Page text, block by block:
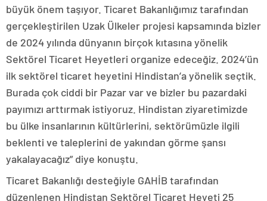
büyük önem taşıyor. Ticaret Bakanlığımız tarafından
gerçekleştirilen Uzak Ülkeler projesi kapsamında bizler
de 2024 yılında dünyanın birçok kıtasına yönelik
Sektörel Ticaret Heyetleri organize edeceğiz. 2024’ün
ilk sektörel ticaret heyetini Hindistan’a yönelik seçtik.
Burada çok ciddi bir Pazar var ve bizler bu pazardaki
payımızı arttırmak istiyoruz. Hindistan ziyaretimizde
bu ülke insanlarının kültürlerini, sektörümüzle ilgili
beklenti ve taleplerini de yakından görme şansı
yakalayacağız” diye konuştu.
Ticaret Bakanlığı desteğiyle GAHİB tarafından
düzenlenen Hindistan Sektörel Ticaret Heyeti 25